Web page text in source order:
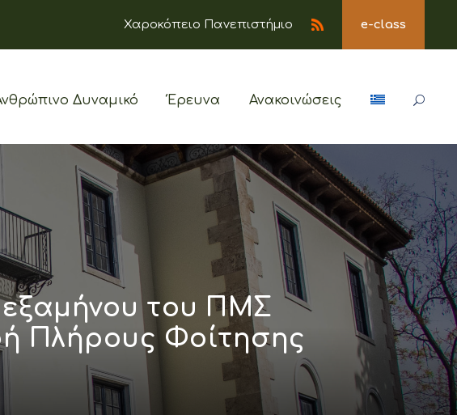
Χαροκόπειο Πανεπιστήμιο e-class
Δυναμικό Έρευνα Ανακοινώσεις
εξαμήνου του ΠΜΣ
Πλήρους Φοίτησης